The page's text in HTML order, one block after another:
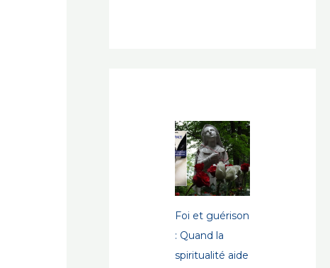
Foi et guérison
: Quand la
spiritualité aide